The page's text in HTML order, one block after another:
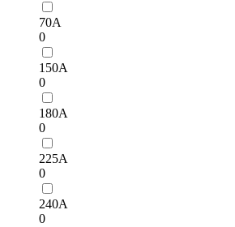
70А
0
150А
0
180А
0
225А
0
240А
0